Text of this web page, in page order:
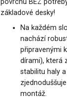
povrchu BEZ
základové desky!
Na každém
nachází
připravenými
dírami), která
stabilitu haly a
montáž.